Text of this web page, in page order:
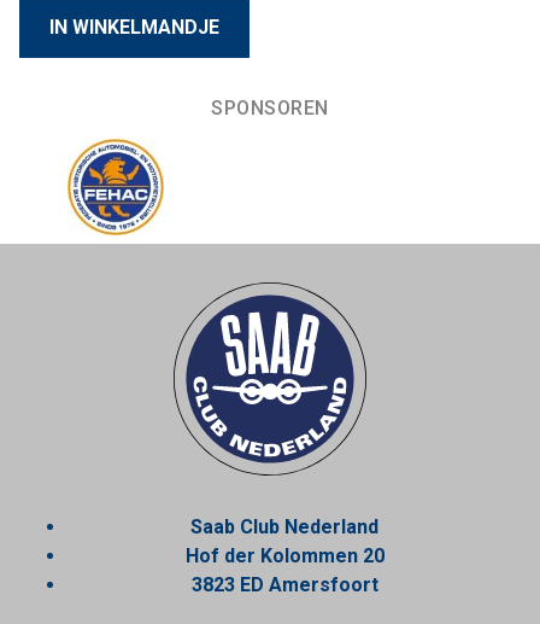
SPONSOREN
Saab Club Nederland
Hof der Kolommen 20
3823 ED Amersfoort